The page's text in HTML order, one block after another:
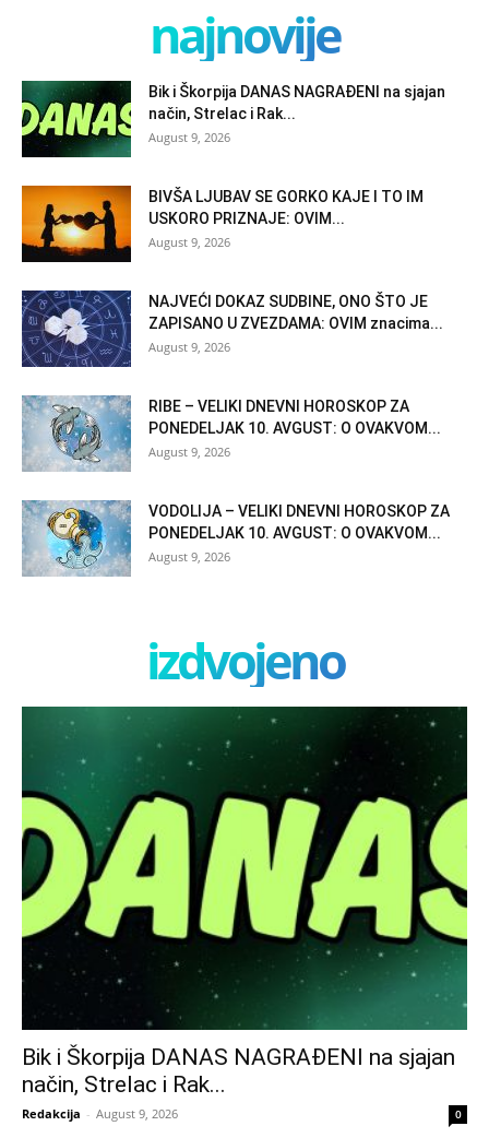
najnovije
Bik i Škorpija DANAS NAGRAĐENI na sjajan
način, Strelac i Rak...
August 9, 2026
BIVŠA LJUBAV SE GORKO KAJE I TO IM
USKORO PRIZNAJE: OVIM...
August 9, 2026
NAJVEĆI DOKAZ SUDBINE, ONO ŠTO JE
ZAPISANO U ZVEZDAMA: OVIM znacima...
August 9, 2026
RIBE – VELIKI DNEVNI HOROSKOP ZA
PONEDELJAK 10. AVGUST: O OVAKVOM...
August 9, 2026
VODOLIJA – VELIKI DNEVNI HOROSKOP ZA
PONEDELJAK 10. AVGUST: O OVAKVOM...
August 9, 2026
izdvojeno
Bik i Škorpija DANAS NAGRAĐENI na sjajan
način, Strelac i Rak...
Redakcija - August 9, 2026 0